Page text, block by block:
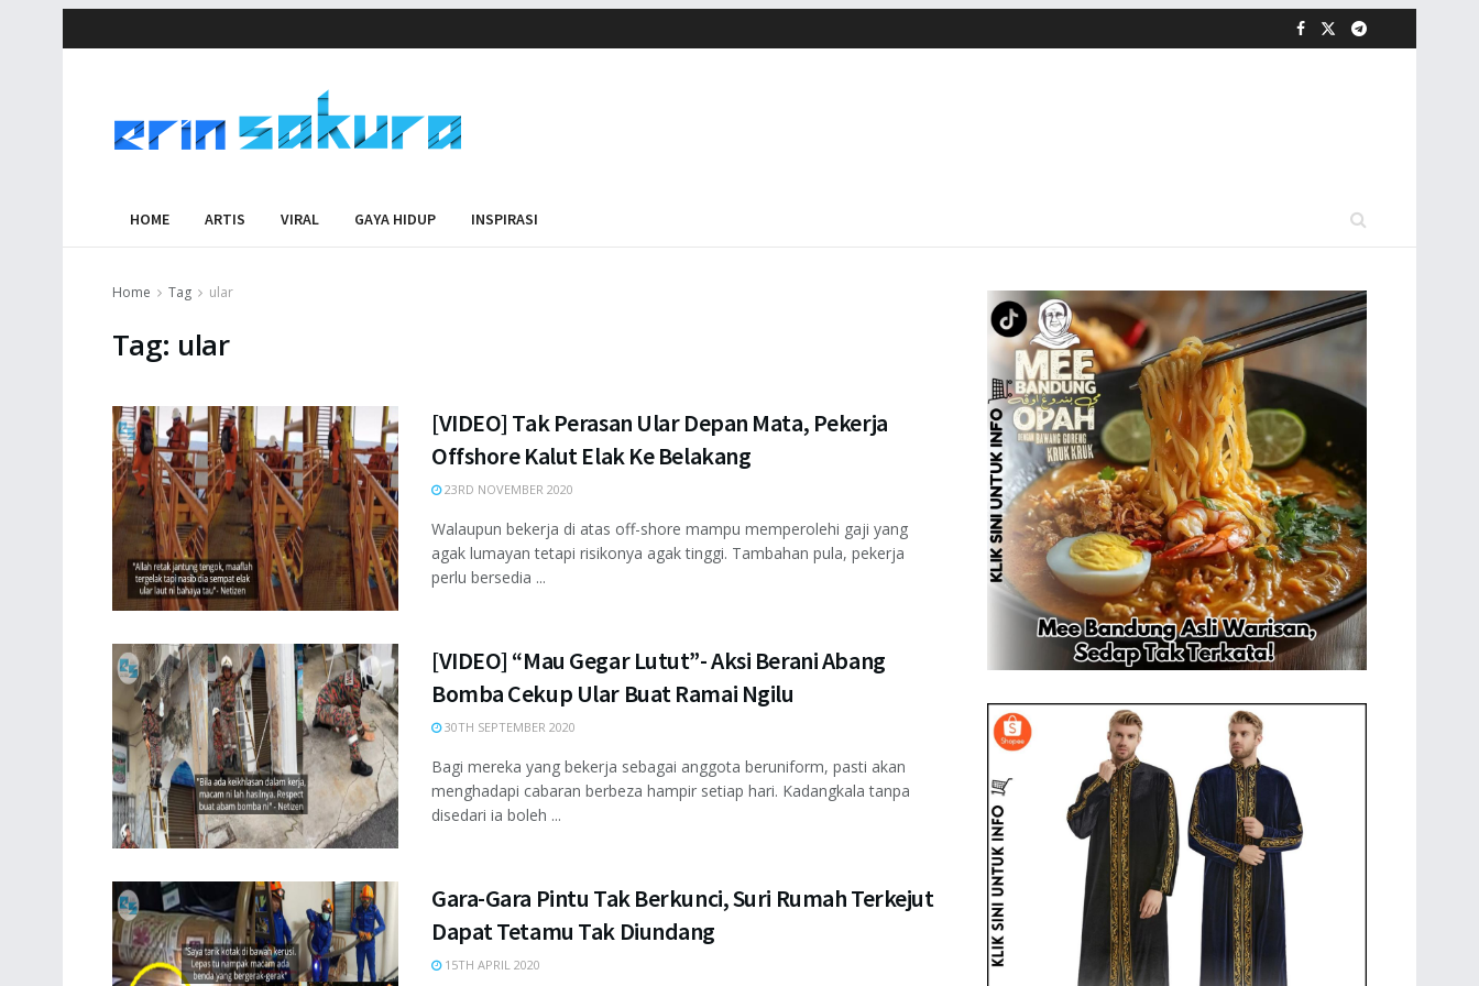
HOME ARTIS VIRAL GAYA HIDUP INSPIRASI
Home Tag ular
Tag: ular
[VIDEO] Tak Perasan Ular Depan Mata, Pekerja
Offshore Kalut Elak Ke Belakang
23RD NOVEMBER 2020
Walaupun bekerja di atas off-shore mampu memperolehi gaji yang
agak lumayan tetapi risikonya agak tinggi. Tambahan pula, pekerja
perlu bersedia ...
[VIDEO] “Mau Gegar Lutut”- Aksi Berani Abang
Bomba Cekup Ular Buat Ramai Ngilu
30TH SEPTEMBER 2020
Bagi mereka yang bekerja sebagai anggota beruniform, pasti akan
menghadapi cabaran berbeza hampir setiap hari. Kadangkala tanpa
disedari ia boleh ...
Gara-Gara Pintu Tak Berkunci, Suri Rumah Terkejut
Dapat Tetamu Tak Diundang
15TH APRIL 2020